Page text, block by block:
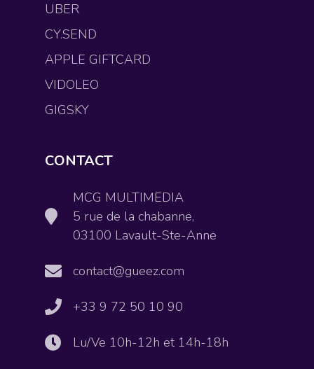
UBER
CY.SEND
APPLE GIFTCARD
VIDOLEO
GIGSKY
CONTACT
MCG MULTIMEDIA
5 rue de la chabanne,
03100 Lavault-Ste-Anne
contact@gueez.com
+33 9 72 50 10 90
Lu/Ve 10h-12h et 14h-18h